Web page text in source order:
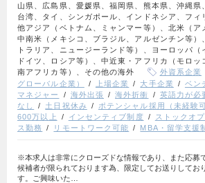
山県、広島県、愛媛県、福岡県、熊本県、沖縄県
台湾、タイ、シンガポール、インドネシア、フィ
他アジア（ベトナム、ミャンマー等）、北米（ア
中南米（メキシコ、ブラジル、アルゼンチン等）
トラリア、ニュージーランド等）、ヨーロッパ（
ドイツ、ロシア等）、中近東・アフリカ（モロッ
南アフリカ等）、その他の海外
外資系企業
グローバル企業）
上場企業 大手企業 ベン
マネジャー
海外出張 海外折衝 英語力が必
なし
土日祝休み ポテンシャル採用（未経験可
600万以上
インセンティブ制度 ストックオ
ス勤務
リモートワーク可能 MBA・留学支援
※本求人は非常にクローズドな情報であり、また応募
候補者が限られております為、限定してお送りしてお
す。ご興味いた…